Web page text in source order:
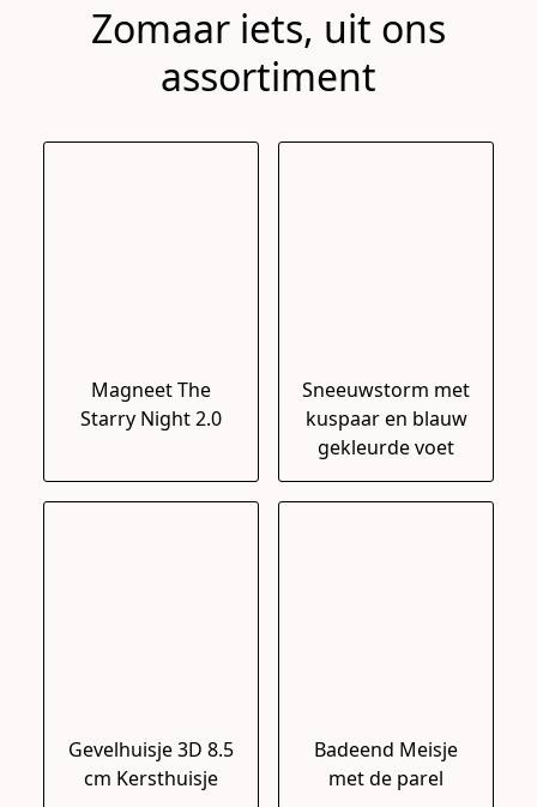
Zomaar iets, uit ons
assortiment
Magneet The
Starry Night 2.0
Sneeuwstorm met
kuspaar en blauw
gekleurde voet
Gevelhuisje 3D 8.5
cm Kersthuisje
Badeend Meisje
met de parel